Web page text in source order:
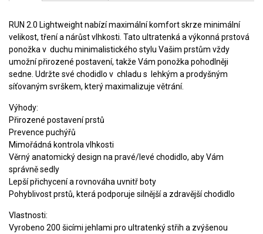
RUN 2.0 Lightweight nabízí maximální komfort skrze minimální
velikost, tření a nárůst vlhkosti. Tato ultratenká a výkonná prstová
ponožka v duchu minimalistického stylu Vašim prstům vždy
umožní přirozené postavení, takže Vám ponožka pohodlněji
sedne. Udržte své chodidlo v chladu s lehkým a prodyšným
síťovaným svrškem, který maximalizuje větrání.
Výhody:
Přirozené postavení prstů
Prevence puchýřů
Mimořádná kontrola vlhkosti
Věrný anatomický design na pravé/levé chodidlo, aby Vám
správně sedly
Lepší přichycení a rovnováha uvnitř boty
Pohyblivost prstů, která podporuje silnější a zdravější chodidlo
Vlastnosti:
Vyrobeno 200 šicími jehlami pro ultratenký střih a zvýšenou